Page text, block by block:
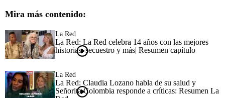
Mira más contenido:
La Red
La Red: La Red celebra 14 años con las mejores
historias: secuestro y más| Resumen capítulo
La Red
La Red: Claudia Lozano habla de su salud y
Señorita Colombia responde a críticas: Resumen La